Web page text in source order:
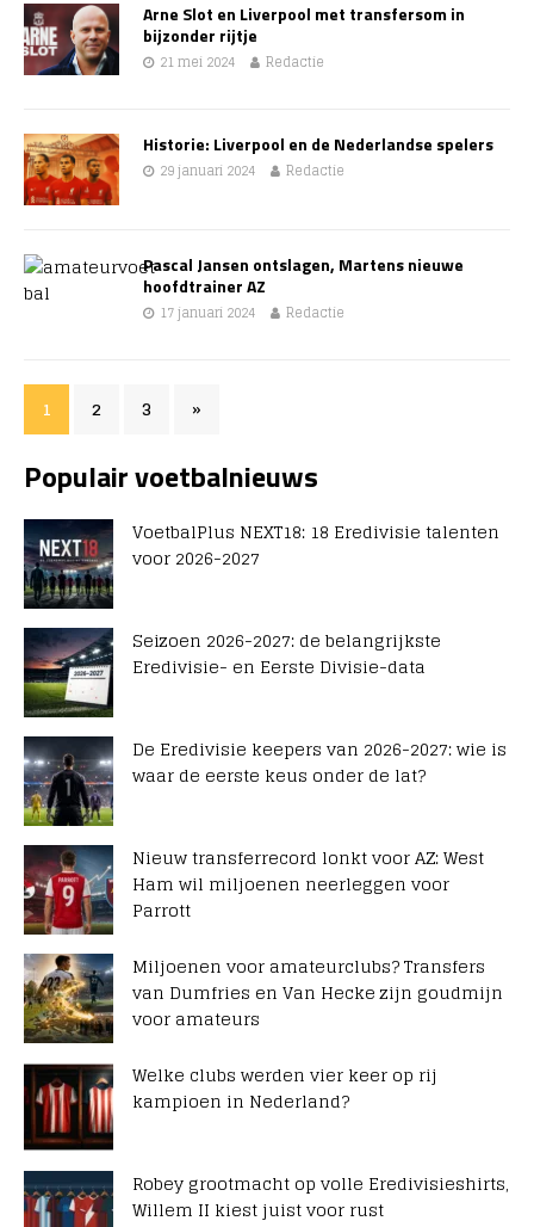
Arne Slot en Liverpool met transfersom in
bijzonder rijtje
21 mei 2024 Redactie
Historie: Liverpool en de Nederlandse spelers
29 januari 2024 Redactie
Pascal Jansen ontslagen, Martens nieuwe
hoofdtrainer AZ
17 januari 2024 Redactie
1 2 3 »
Populair voetbalnieuws
VoetbalPlus NEXT18: 18 Eredivisie talenten
voor 2026-2027
Seizoen 2026-2027: de belangrijkste
Eredivisie- en Eerste Divisie-data
De Eredivisie keepers van 2026-2027: wie is
waar de eerste keus onder de lat?
Nieuw transferrecord lonkt voor AZ: West
Ham wil miljoenen neerleggen voor
Parrott
Miljoenen voor amateurclubs? Transfers
van Dumfries en Van Hecke zijn goudmijn
voor amateurs
Welke clubs werden vier keer op rij
kampioen in Nederland?
Robey grootmacht op volle Eredivisieshirts,
Willem II kiest juist voor rust